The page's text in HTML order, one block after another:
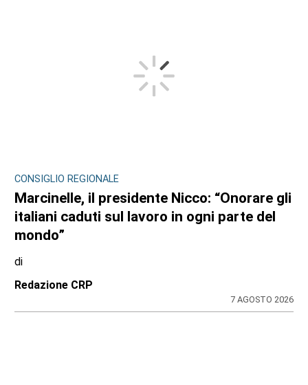
CONSIGLIO REGIONALE
Marcinelle, il presidente Nicco: “Onorare gli
italiani caduti sul lavoro in ogni parte del
mondo”
di
Redazione CRP
7 AGOSTO 2026